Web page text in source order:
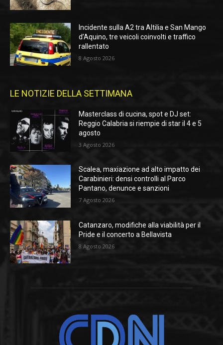
Incidente sulla A2 tra Altilia e San Mango
d’Aquino, tre veicoli coinvolti e traffico
rallentato
8 Agosto 2026
LE NOTIZIE DELLA SETTIMANA
Masterclass di cucina, spot e DJ set:
Reggio Calabria si riempie di star il 4 e 5
agosto
3 Agosto 2026
Scalea, maxiazione ad alto impatto dei
Carabinieri: densi controlli al Parco
Pantano, denunce e sanzioni
7 Agosto 2026
Catanzaro, modifiche alla viabilità per il
Pride e il concerto a Bellavista
8 Agosto 2026